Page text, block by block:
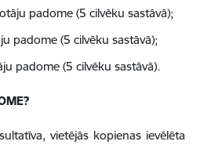
padome (5 cilvēku sastāvā);
padome (5 cilvēku sastāvā);
padome (5 cilvēku sastāvā).
vietējās kopienas ievēlēta